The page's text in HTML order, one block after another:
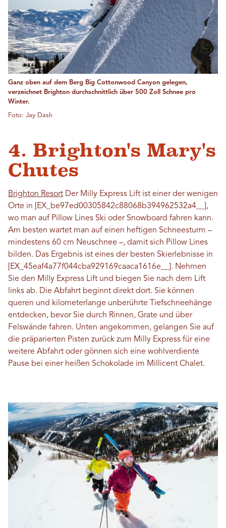
Ganz oben auf dem Berg Big Cottonwood Canyon gelegen,
verzeichnet Brighton durchschnittlich über 500 Zoll Schnee pro
Winter.
Foto: Jay Dash
4. Brighton's Mary's
Chutes
Brighton Resort Der Milly Express Lift ist einer der wenigen
Orte in [EX_be97ed00305842c88068b394962532a4__],
wo man auf Pillow Lines Ski oder Snowboard fahren kann.
Am besten wartet man auf einen heftigen Schneesturm –
mindestens 60 cm Neuschnee –, damit sich Pillow Lines
bilden. Das Ergebnis ist eines der besten Skierlebnisse in
[EX_45eaf4a77f044cba929169caaca1616e__]. Nehmen
Sie den Milly Express Lift und biegen Sie nach dem Lift
links ab. Die Abfahrt beginnt direkt dort. Sie können
queren und kilometerlange unberührte Tiefschneehänge
entdecken, bevor Sie durch Rinnen, Grate und über
Felswände fahren. Unten angekommen, gelangen Sie auf
die präparierten Pisten zurück zum Milly Express für eine
weitere Abfahrt oder gönnen sich eine wohlverdiente
Pause bei einer heißen Schokolade im Millicent Chalet.